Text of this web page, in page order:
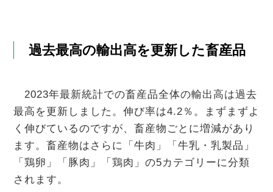
過去最高の輸出高を更新した畜産品
2023年最新統計での畜産品全体の輸出高は過去
最高を更新しました。伸び率は4.2％。まずまずよ
く伸びているのですが、畜産物ごとに増減があり
ます。畜産物はさらに「牛肉」「牛乳・乳製品」
「鶏卵」「豚肉」「鶏肉」の5カテゴリーに分類
されます。